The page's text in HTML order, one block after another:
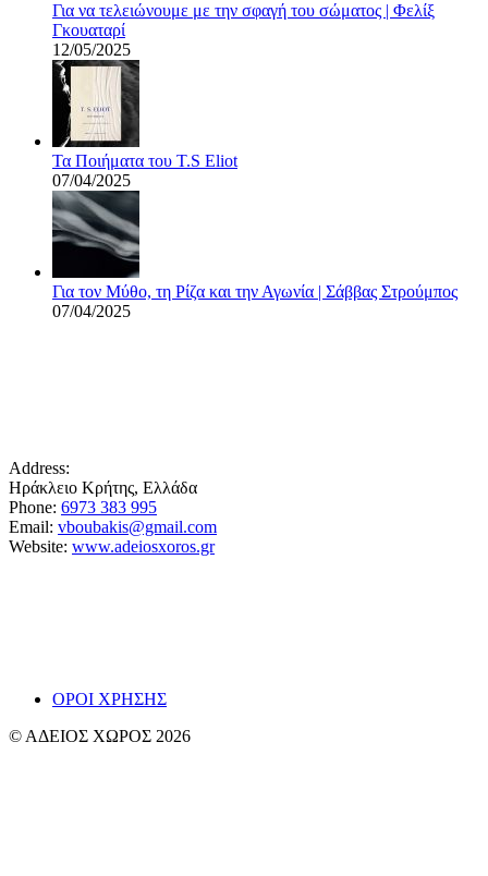
Για να τελειώνουμε με την σφαγή του σώματος | Φελίξ
Γκουαταρί
12/05/2025
Τα Ποιήματα του T.S Eliot
07/04/2025
Για τον Μύθο, τη Ρίζα και την Αγωνία | Σάββας Στρούμπος
07/04/2025
Address:
Ηράκλειο Κρήτης, Ελλάδα
Phone: 6973 383 995
Email: vboubakis@gmail.com
Website: www.adeiosxoros.gr
ΟΡΟΙ ΧΡΗΣΗΣ
© ΑΔΕΙΟΣ ΧΩΡΟΣ 2026